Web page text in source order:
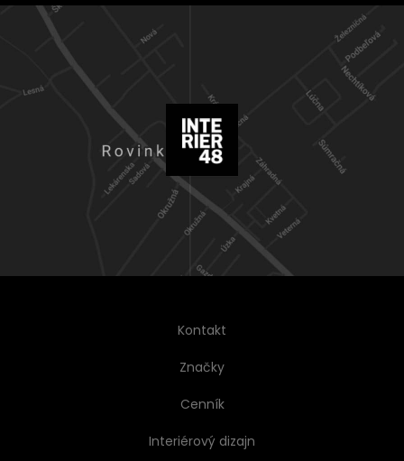
Kontakt
Značky
Cenník
Interiérový dizajn